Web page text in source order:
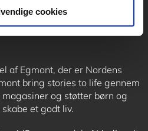
cookies
af Egmont, der er Nordens
bring stories to life gennem
og støtter børn og
et godt liv.